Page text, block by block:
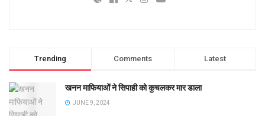
Trending Comments Latest
खनन माफियाओं ने सिपाही को कुचलकर मार डाला
JUNE 9, 2024